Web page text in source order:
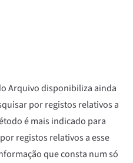
Arquivo disponibiliza ainda
por registos relativos a
é mais indicado para
registos relativos a esse
que consta num só